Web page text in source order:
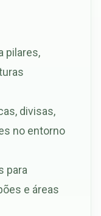
pilares,
divisas,
no entorno
para
e áreas